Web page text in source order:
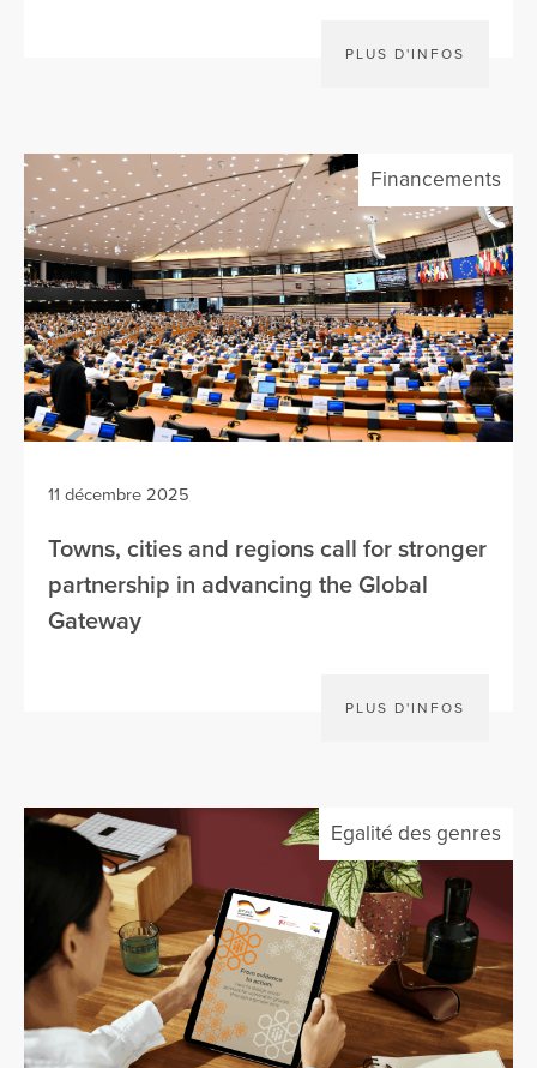
PLUS D'INFOS
Financements
11 décembre 2025
Towns, cities and regions call for stronger
partnership in advancing the Global
Gateway
PLUS D'INFOS
Egalité des genres